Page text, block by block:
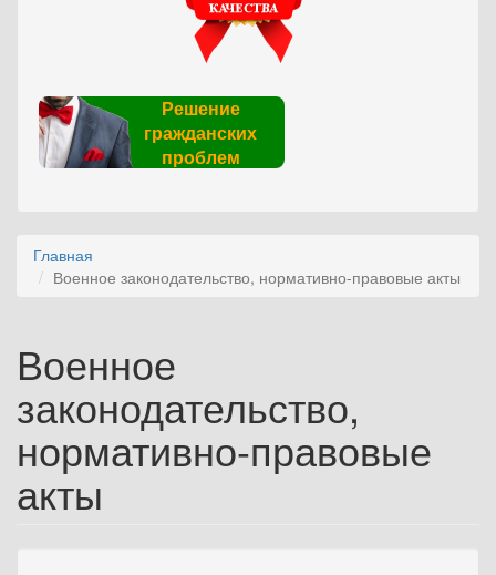
Решение
гражданских
проблем
Главная
Военное законодательство, нормативно-правовые акты
Военное
законодательство,
нормативно-правовые
акты